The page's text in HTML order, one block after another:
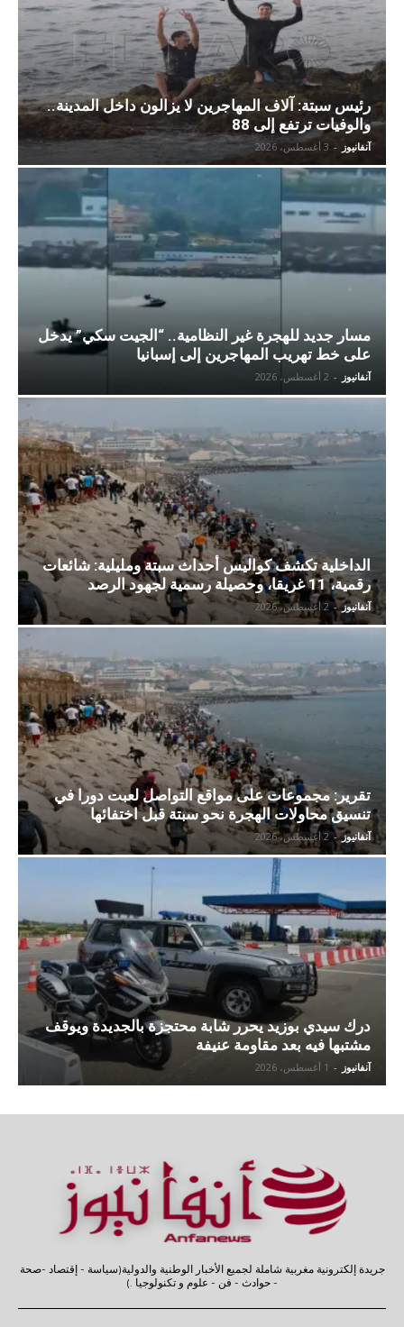
رئيس سبتة: آلاف المهاجرين لا يزالون داخل المدينة..
والوفيات ترتفع إلى 88
آنفانيوز - 3 أغسطس، 2026
مسار جديد للهجرة غير النظامية.. “الجيت سكي” يدخل
على خط تهريب المهاجرين إلى إسبانيا
آنفانيوز - 2 أغسطس، 2026
الداخلية تكشف كواليس أحداث سبتة ومليلية: شائعات
رقمية، 11 غريقا، وحصيلة رسمية لجهود الرصد
آنفانيوز - 2 أغسطس، 2026
تقرير: مجموعات على مواقع التواصل لعبت دورا في
تنسيق محاولات الهجرة نحو سبتة قبل اختفائها
آنفانيوز - 2 أغسطس، 2026
درك سيدي بوزيد يحرر شابة محتجزة بالجديدة ويوقف
مشتبها فيه بعد مقاومة عنيفة
آنفانيوز - 1 أغسطس، 2026
جريدة إلكترونية مغربية شاملة لجميع الأخبار الوطنية والدولية(سياسة - إقتصاد -صحة
- حوادث - فن - علوم و تكنولوجيا .)